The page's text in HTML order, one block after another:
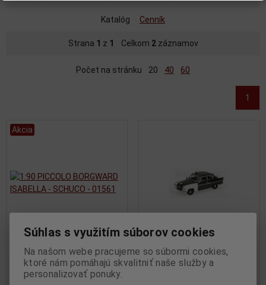
Katalóg Cenník
Strana 1 z 1 Celkom 2záznamov
Počet na stránku 20 40 60
1
Akcia
1:90 PICCOLO BORGWARD
ISABELLA - SCHUCO - 01561
Výrobca:SCHUCO
1:43 BORGWARD ISABELLA
1958 POLIZEI FRANKFURT -
Súhlas s využitím súborov cookies
Na našom webe pracujeme so súbormi cookies,
ktoré nám pomáhajú skvalitniť naše služby a
personalizovať ponuky.